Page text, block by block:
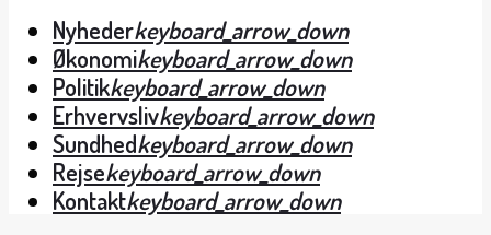
Nyhederkeyboard_arrow_down
Økonomikeyboard_arrow_down
Politikkeyboard_arrow_down
Erhvervslivkeyboard_arrow_down
Sundhedkeyboard_arrow_down
Rejsekeyboard_arrow_down
Kontaktkeyboard_arrow_down